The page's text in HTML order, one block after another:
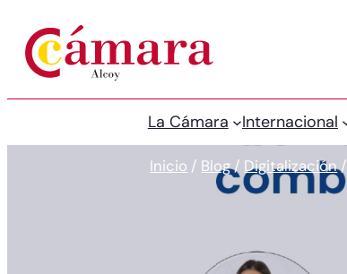
La Cámara Internacional
Inicio / Blog/ Digitalización/